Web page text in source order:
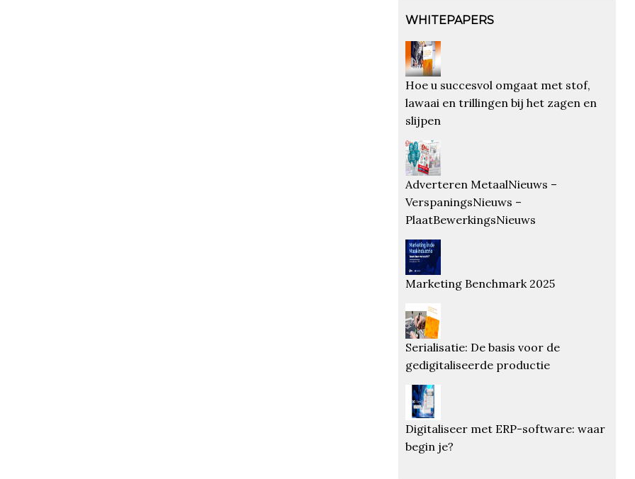
WHITEPAPERS
Hoe u succesvol omgaat met stof,
lawaai en trillingen bij het zagen en
slijpen
Adverteren MetaalNieuws –
VerspaningsNieuws –
PlaatBewerkingsNieuws
Marketing Benchmark 2025
Serialisatie: De basis voor de
gedigitaliseerde productie
Digitaliseer met ERP-software: waar
begin je?